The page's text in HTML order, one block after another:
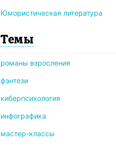
Юмористическая литература
Темы
романы взросления
фэнтези
киберпсихология
инфографика
мастер-классы